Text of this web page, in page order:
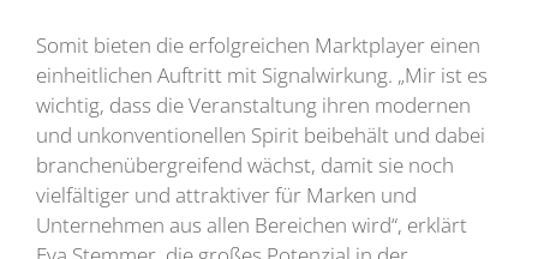
Somit bieten die erfolgreichen Marktplayer einen
einheitlichen Auftritt mit Signalwirkung. „Mir ist es
wichtig, dass die Veranstaltung ihren modernen
und unkonventionellen Spirit beibehält und dabei
branchenübergreifend wächst, damit sie noch
vielfältiger und attraktiver für Marken und
Unternehmen aus allen Bereichen wird“, erklärt